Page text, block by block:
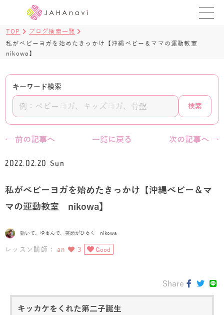
ヨガ資格講座 ›
ログイン
TOP
ブログ検索一覧
私がベビーヨガを始めたきっかけ【沖縄ベビー＆ママの運動教室
nikowa】
キーワード検索
検索
← 前の記事へ 一覧に戻る 次の記事へ →
2022.02.20 Sun
私がベビーヨガを始めたきっかけ【沖縄ベビー＆マ
マの運動教室 nikowa】
動いて、ゆるんで、笑顔がひらく nikowa
レッスン講師： an 3 Good
Share
キッカケをくれた第二子誕生